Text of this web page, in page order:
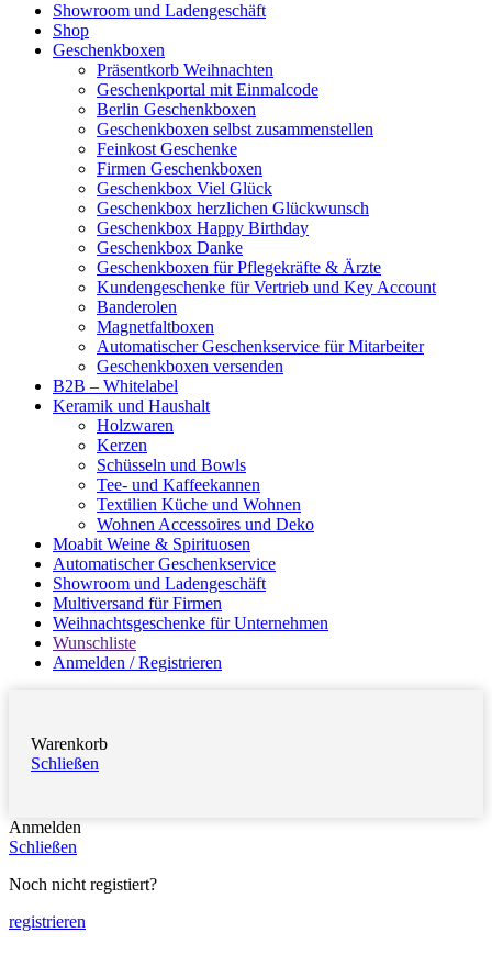
Showroom und Ladengeschäft
Shop
Geschenkboxen
Präsentkorb Weihnachten
Geschenkportal mit Einmalcode
Berlin Geschenkboxen
Geschenkboxen selbst zusammenstellen
Feinkost Geschenke
Firmen Geschenkboxen
Geschenkbox Viel Glück
Geschenkbox herzlichen Glückwunsch
Geschenkbox Happy Birthday
Geschenkbox Danke
Geschenkboxen für Pflegekräfte & Ärzte
Kundengeschenke für Vertrieb und Key Account
Banderolen
Magnetfaltboxen
Automatischer Geschenkservice für Mitarbeiter
Geschenkboxen versenden
B2B – Whitelabel
Keramik und Haushalt
Holzwaren
Kerzen
Schüsseln und Bowls
Tee- und Kaffeekannen
Textilien Küche und Wohnen
Wohnen Accessoires und Deko
Moabit Weine & Spirituosen
Automatischer Geschenkservice
Showroom und Ladengeschäft
Multiversand für Firmen
Weihnachtsgeschenke für Unternehmen
Wunschliste
Anmelden / Registrieren
Warenkorb
Schließen
Anmelden
Schließen
Noch nicht registiert?
registrieren